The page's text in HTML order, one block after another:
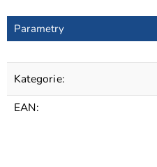
Parametry
Kategorie:
EAN: